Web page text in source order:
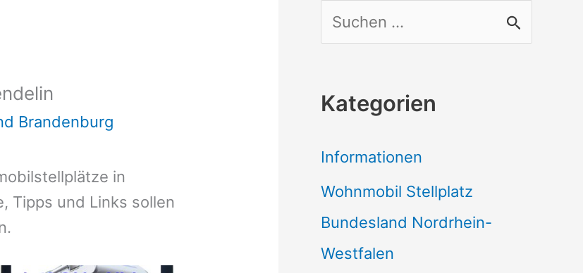
Brandenburg
in
Tipps und Links sollen
u
h
n
a
c
Kategorien
Informationen
Wohnmobil Stellplatz
Bundesland Nordrhein-
Westfalen